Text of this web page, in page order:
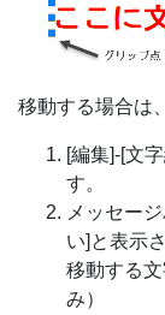
移動する場合は
[編集]-[文
す。
メッセー
い]と表示
移動する
み）